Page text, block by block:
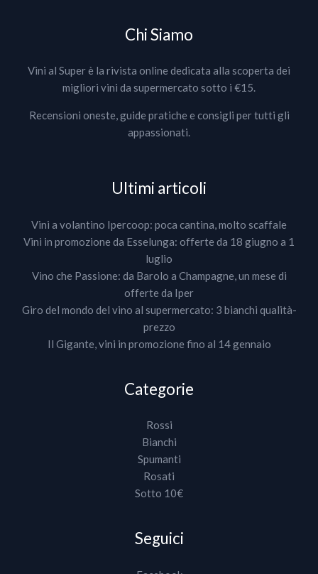
Chi Siamo
Vini al Super è la rivista online dedicata alla scoperta dei
migliori vini da supermercato sotto i €15.
Recensioni oneste, guide pratiche e consigli per tutti gli
appassionati.
Ultimi articoli
Vini a volantino Ipercoop: poca cantina, molto scaffale
Vini in promozione da Esselunga: offerte da 18 giugno a 1
luglio
Vino che Passione: da Barolo a Champagne, un mese di
offerte da Iper
Giro del mondo del vino al supermercato: 3 bianchi qualità-
prezzo
Il Gigante, vini in promozione fino al 14 gennaio
Categorie
Rossi
Bianchi
Spumanti
Rosati
Sotto 10€
Seguici